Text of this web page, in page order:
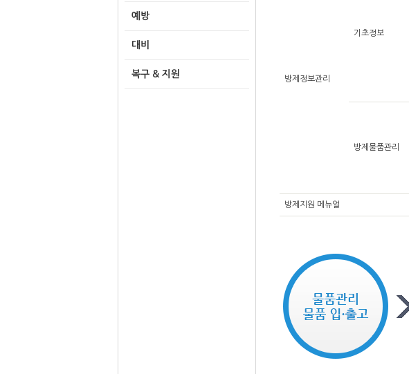
예방
대비
복구 & 지원 방제정보관리
기초정보
방제물품관리
방제지원 메뉴얼